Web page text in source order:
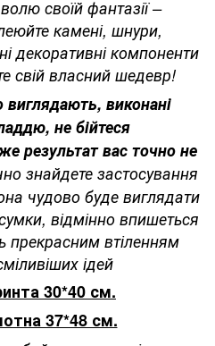
своїй фантазії –
камені, шнури,
декоративні компоненти
свій власний шедевр!
виконані
не бійтеся
результат вас точно не
знайдете застосування
чудово буде виглядати
відмінно впишеться
прекрасним втіленням
ідей
30*40 см.
37*48 см.